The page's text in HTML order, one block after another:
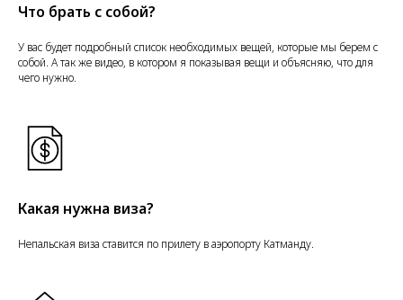
Что брать с собой?
У вас будет подробный список необходимых вещей, которые мы берем с
собой. А так же видео, в котором я показывая вещи и объясняю, что для
чего нужно.
Какая нужна виза?
Непальская виза ставится по прилету в аэропорту Катманду.